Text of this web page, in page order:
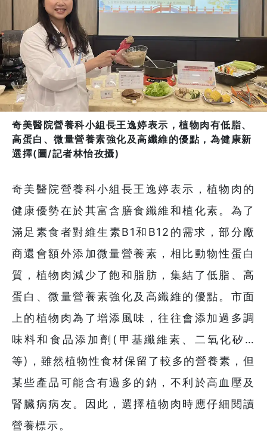
奇美醫院營養科小組長王逸婷表示，植物肉有低脂、
高蛋白、微量營養素強化及高纖維的優點，為健康新
選擇(圖/記者林怡孜攝)
奇美醫院營養科小組長王逸婷表示，植物肉的
健康優勢在於其富含膳食纖維和植化素。為了
滿足素食者對維生素B1和B12的需求，部分廠
商還會額外添加微量營養素，相比動物性蛋白
質，植物肉減少了飽和脂肪，集結了低脂、高
蛋白、微量營養素強化及高纖維的優點。市面
上的植物肉為了增添風味，往往會添加過多調
味料和食品添加劑(甲基纖維素、二氧化矽…
等)，雖然植物性食材保留了較多的營養素，但
某些產品可能含有過多的鈉，不利於高血壓及
腎臟病病友。因此，選擇植物肉時應仔細閱讀
營養標示。